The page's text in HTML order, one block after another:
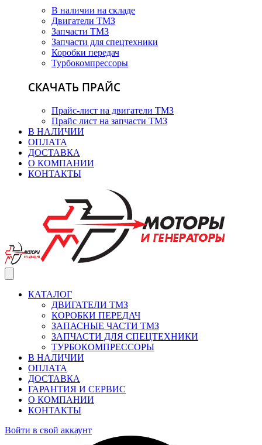
В наличии на складе
Двигатели ТМЗ
Запчасти ТМЗ
Запчасти для спецтехники
Коробки передач
Турбокомпрессоры
СКАЧАТЬ ПРАЙС
Прайс-лист на двигатели ТМЗ
Прайс лист на запчасти ТМЗ
В НАЛИЧИИ
ОПЛАТА
ДОСТАВКА
О КОМПАНИИ
КОНТАКТЫ
КАТАЛОГ
ДВИГАТЕЛИ ТМЗ
КОРОБКИ ПЕРЕДАЧ
ЗАПАСНЫЕ ЧАСТИ ТМЗ
ЗАПЧАСТИ ДЛЯ СПЕЦТЕХНИКИ
ТУРБОКОМПРЕССОРЫ
В НАЛИЧИИ
ОПЛАТА
ДОСТАВКА
ГАРАНТИЯ И СЕРВИС
О КОМПАНИИ
КОНТАКТЫ
Войти в свой аккаунт